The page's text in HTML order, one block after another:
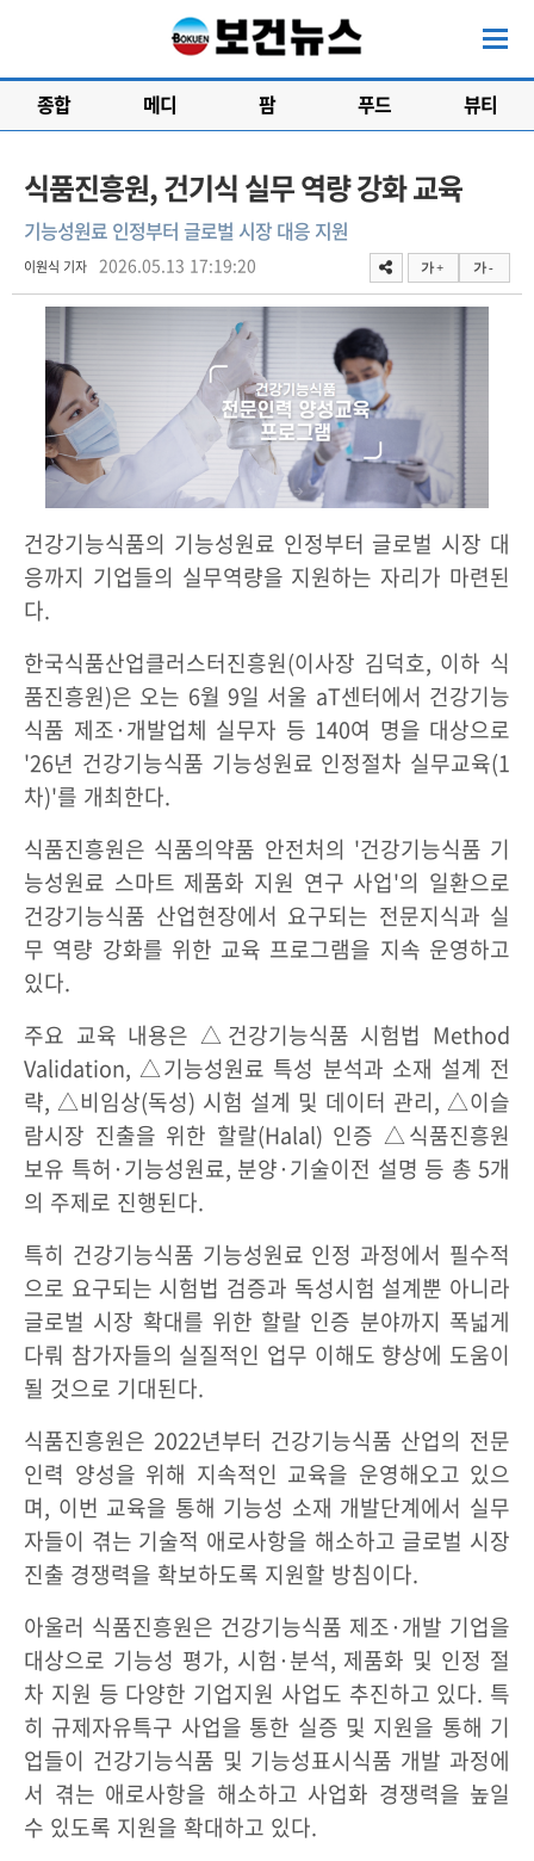
종합 메디 팜 푸드 뷰티
식품진흥원, 건기식 실무 역량 강화 교육
기능성원료 인정부터 글로벌 시장 대응 지원
이원식 기자 2026.05.13 17:19:20 가 + 가 -
건강기능식품의 기능성원료 인정부터 글로벌 시장 대
응까지 기업들의 실무역량을 지원하는 자리가 마련된
다.
한국식품산업클러스터진흥원(이사장 김덕호, 이하 식
품진흥원)은 오는 6월 9일 서울 aT센터에서 건강기능
식품 제조·개발업체 실무자 등 140여 명을 대상으로
'26년 건강기능식품 기능성원료 인정절차 실무교육(1
차)'를 개최한다.
식품진흥원은 식품의약품 안전처의 '건강기능식품 기
능성원료 스마트 제품화 지원 연구 사업'의 일환으로
건강기능식품 산업현장에서 요구되는 전문지식과 실
무 역량 강화를 위한 교육 프로그램을 지속 운영하고
있다.
주요 교육 내용은 △건강기능식품 시험법 Method
Validation, △기능성원료 특성 분석과 소재 설계 전
략, △비임상(독성) 시험 설계 및 데이터 관리, △이슬
람시장 진출을 위한 할랄(Halal) 인증 △식품진흥원
보유 특허·기능성원료, 분양·기술이전 설명 등 총 5개
의 주제로 진행된다.
특히 건강기능식품 기능성원료 인정 과정에서 필수적
으로 요구되는 시험법 검증과 독성시험 설계뿐 아니라
글로벌 시장 확대를 위한 할랄 인증 분야까지 폭넓게
다뤄 참가자들의 실질적인 업무 이해도 향상에 도움이
될 것으로 기대된다.
식품진흥원은 2022년부터 건강기능식품 산업의 전문
인력 양성을 위해 지속적인 교육을 운영해오고 있으
며, 이번 교육을 통해 기능성 소재 개발단계에서 실무
자들이 겪는 기술적 애로사항을 해소하고 글로벌 시장
진출 경쟁력을 확보하도록 지원할 방침이다.
아울러 식품진흥원은 건강기능식품 제조·개발 기업을
대상으로 기능성 평가, 시험·분석, 제품화 및 인정 절
차 지원 등 다양한 기업지원 사업도 추진하고 있다. 특
히 규제자유특구 사업을 통한 실증 및 지원을 통해 기
업들이 건강기능식품 및 기능성표시식품 개발 과정에
서 겪는 애로사항을 해소하고 사업화 경쟁력을 높일
수 있도록 지원을 확대하고 있다.